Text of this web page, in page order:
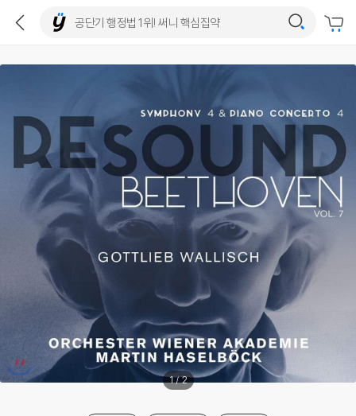
1/2